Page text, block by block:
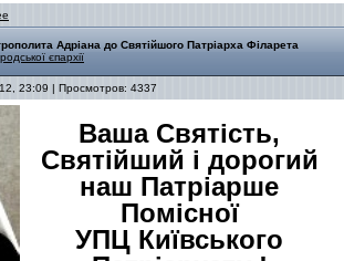
Адріана до Святійшого Патріарха Філарета
єпархії
23:09 | Просмотров: 4337
Ваша Святість,
Святійший і дорогий
наш Патріарше
Помісної
УПЦ Київського